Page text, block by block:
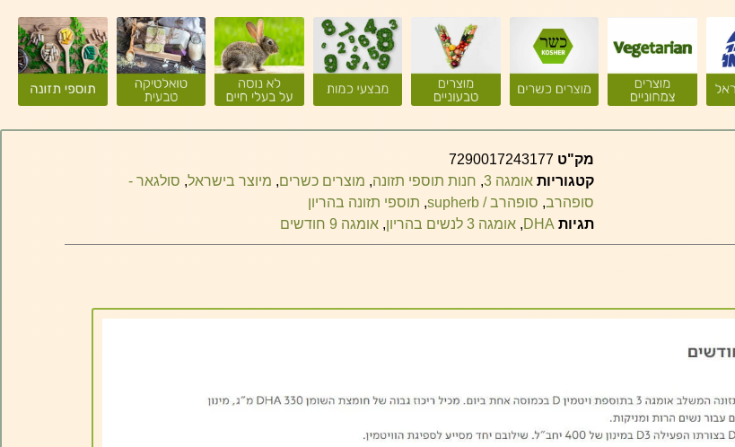
מק"ט 7290017243177
קטגוריות אומגה 3 , חנות תוספי תזונה, מוצרים כשרים, מיוצר בישראל, סולגאר -
סופהרב, סופהרב / supherb , תוספי תזונה בהריון
תגיות DHA
, אומגה 3 לנשים בהריון , אומגה 9 חודשים